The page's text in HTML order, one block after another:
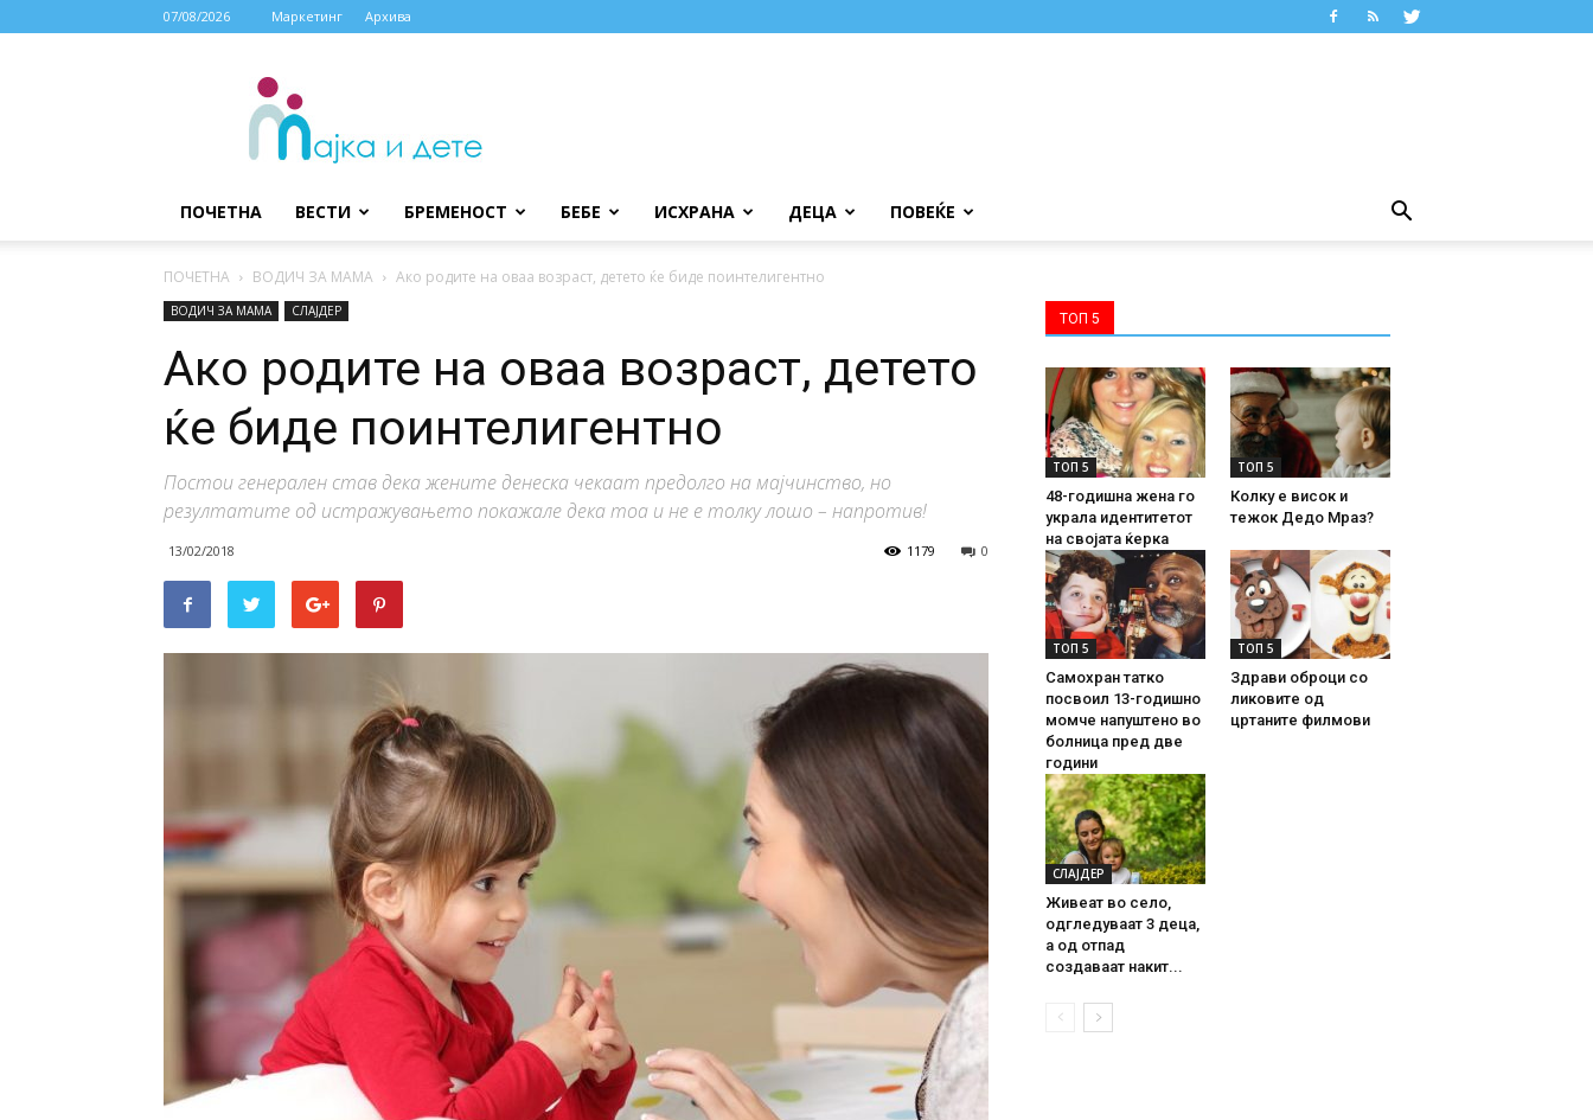
07/08/2026 Маркетинг Архива
МАЈКА
ДЕТЕ
ПОЧЕТНА ВЕСТИ БРЕМЕНОСТ БЕБЕ ИСХРАНА ДЕЦА ПОВЕЌЕ
ПОЧЕТНА ВОДИЧ ЗА МАМА Ако родите на оваа возраст, детето ќе биде поинтелигентно
ВОДИЧ ЗА МАМА СЛАЈДЕР
Ако родите на оваа возраст, детето
ќе биде поинтелигентно
Постои генерален став дека жените денеска чекаат предолго на мајчинство, но
резултатите од истражувањето покажале дека тоа и не е толку лошо – напротив!
13/02/2018 0
1179
ТОП 5
ТОП 5
48-годишна жена го
украла идентитетот
на својата ќерка
ТОП 5
Колку е висок и
тежок Дедо Мраз?
ТОП 5
Самохран татко
посвоил 13-годишно
момче напуштено во
болница пред две
години
ТОП 5
Здрави оброци со
ликовите од
цртаните филмови
СЛАЈДЕР
Живеат во село,
одгледуваат 3 деца,
а од отпад
создаваат накит...